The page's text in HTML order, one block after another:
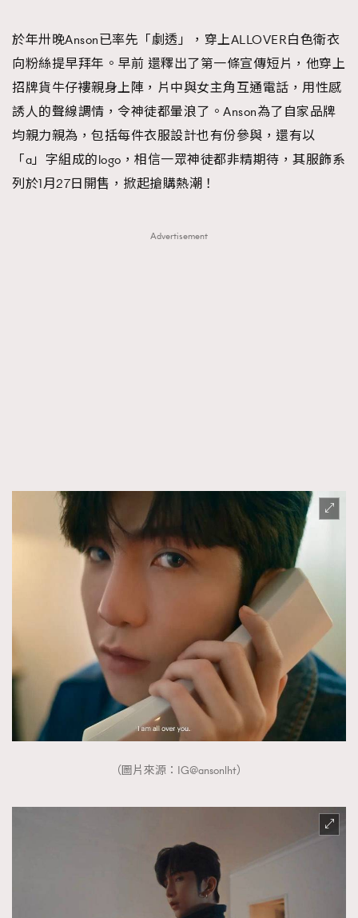
於年卅晚Anson已率先「劇透」，穿上ALLOVER白色衛衣
向粉絲提早拜年。早前 還釋出了第一條宣傳短片，他穿上
招牌貨牛仔褸親身上陣，片中與女主角互通電話，用性感
誘人的聲線調情，令神徒都暈浪了。Anson為了自家品牌
均親力親為，包括每件衣服設計也有份參與，還有以
「a」字組成的logo，相信一眾神徒都非精期待，其服飾系
列於1月27日開售，掀起搶購熱潮！
Advertisement
（圖片來源：IG@ansonlht）